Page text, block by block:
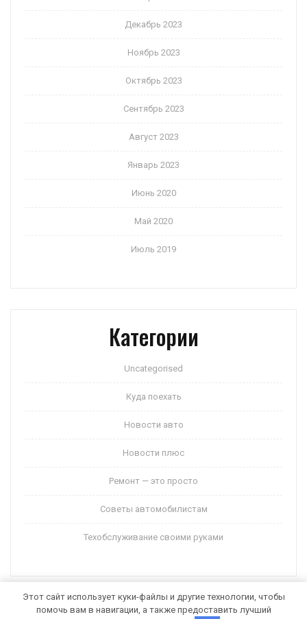
Декабрь 2023
Ноябрь 2023
Октябрь 2023
Сентябрь 2023
Август 2023
Январь 2023
Июнь 2020
Май 2020
Июль 2019
Категории
Uncategorised
Куда поехать
Новости авто
Новости плюс
Ремонт — это просто
Советы автомобилистам
Техобслуживание своими руками
Этот сайт использует куки-файлы и другие технологии, чтобы
помочь вам в навигации, а также предоставить лучший